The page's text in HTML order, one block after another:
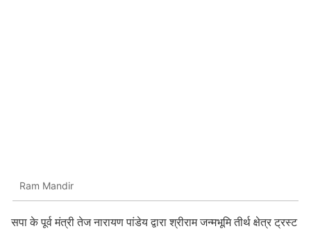
Ram Mandir
सपा के पूर्व मंत्री तेज नारायण पांडेय द्वारा श्रीराम जन्मभूमि तीर्थ क्षेत्र ट्रस्ट